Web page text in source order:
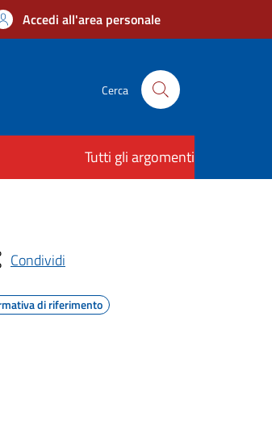
Accedi all'area personale
Cerca
Tutti gli argomenti
Condividi
di riferimento